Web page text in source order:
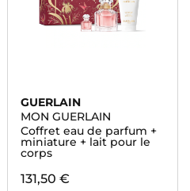
GUERLAIN
MON GUERLAIN
Coffret eau de parfum +
miniature + lait pour le
corps
131,50 €